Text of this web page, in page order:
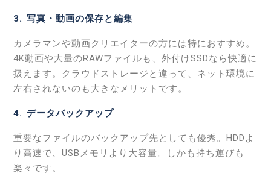
3. 写真・動画の保存と編集
カメラマンや動画クリエイターの方には特におすすめ。
4K動画や大量のRAWファイルも、外付けSSDなら快適に
扱えます。クラウドストレージと違って、ネット環境に
左右されないのも大きなメリットです。
4. データバックアップ
重要なファイルのバックアップ先としても優秀。HDDよ
り高速で、USBメモリより大容量。しかも持ち運びも
楽々です。